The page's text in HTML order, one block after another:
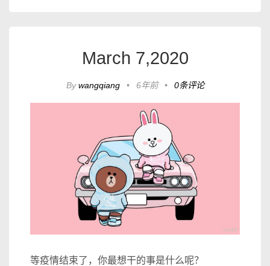
March 7,2020
Bywangqiang • 6年前 • 0条评论
等疫情结束了，你最想干的事是什么呢？